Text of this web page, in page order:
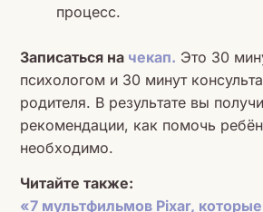
процесс.
Записаться на чекап. Это 30
психологом и 30 минут
родителя. В результате вы
рекомендации, как помочь
необходимо.
Читайте также:
«7 мультфильмов Pixar,